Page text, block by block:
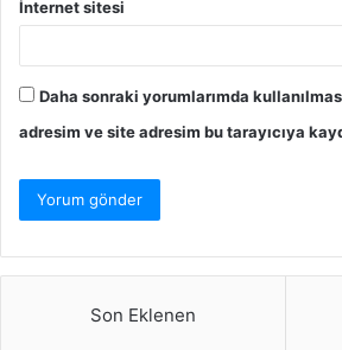
İnternet sitesi
Daha sonraki yorumlarımda
adresim ve site adresim bu tarayıcıya
Son Eklenen